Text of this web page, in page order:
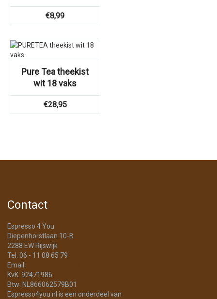
€8,99
Pure Tea theekist
wit 18 vaks
€28,95
Contact
Espresso 4 You
Diepenhorstlaan 10-B
2288 EW Rijswijk
Tel: 06 - 11 08 65 79
Email:
KvK: 92471986
Btw: NL866062579B01
Espresso4you.nl is een onderdeel van